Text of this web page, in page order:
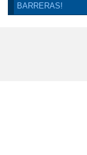
BARRERAS!